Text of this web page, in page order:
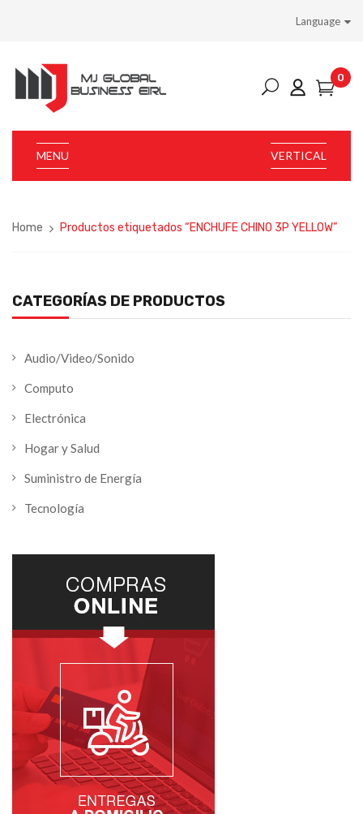
Language
0
VERTICAL
MENU
Home Productos etiquetados “ENCHUFE CHINO 3P YELLOW”
CATEGORÍAS DE PRODUCTOS
Audio/Video/Sonido
Computo
Electrónica
Hogar y Salud
Suministro de Energía
Tecnología